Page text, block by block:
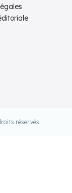
réservés.